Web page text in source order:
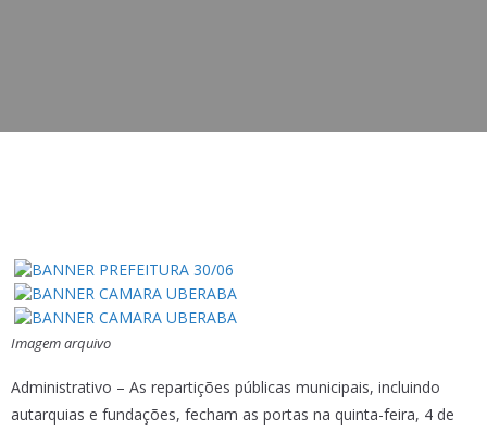
Imagem arquivo
Administrativo – As repartições públicas municipais, incluindo
autarquias e fundações, fecham as portas na quinta-feira, 4 de